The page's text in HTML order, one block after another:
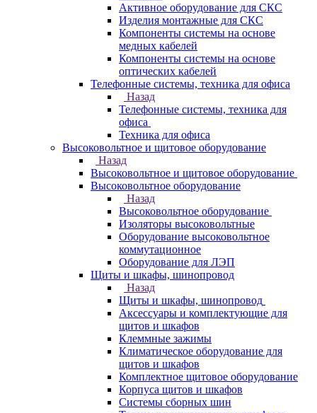
Активное оборудование для СКС
Изделия монтажные для СКС
Компоненты системы на основе
медных кабелей
Компоненты системы на основе
оптических кабелей
Телефонные системы, техника для офиса
Назад
Телефонные системы, техника для
офиса
Техника для офиса
Высоковольтное и щитовое оборудование
Назад
Высоковольтное и щитовое оборудование
Высоковольтное оборудование
Назад
Высоковольтное оборудование
Изоляторы высоковольтные
Оборудование высоковольтное
коммутационное
Оборудование для ЛЭП
Щиты и шкафы, шинопровод
Назад
Щиты и шкафы, шинопровод
Аксессуары и комплектующие для
щитов и шкафов
Клеммные зажимы
Климатическое оборудование для
щитов и шкафов
Комплектное щитовое оборудование
Корпуса щитов и шкафов
Системы сборных шин